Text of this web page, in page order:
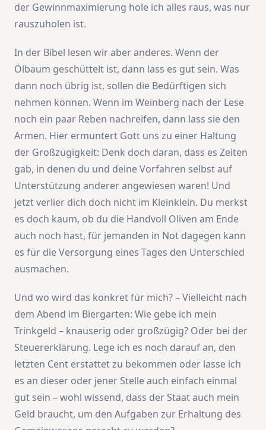
der Gewinnmaximierung hole ich alles raus, was nur
rauszuholen ist.
In der Bibel lesen wir aber anderes. Wenn der
Ölbaum geschüttelt ist, dann lass es gut sein. Was
dann noch übrig ist, sollen die Bedürftigen sich
nehmen können. Wenn im Weinberg nach der Lese
noch ein paar Reben nachreifen, dann lass sie den
Armen. Hier ermuntert Gott uns zu einer Haltung
der Großzügigkeit: Denk doch daran, dass es Zeiten
gab, in denen du und deine Vorfahren selbst auf
Unterstützung anderer angewiesen waren! Und
jetzt verlier dich doch nicht im Kleinklein. Du merkst
es doch kaum, ob du die Handvoll Oliven am Ende
auch noch hast, für jemanden in Not dagegen kann
es für die Versorgung eines Tages den Unterschied
ausmachen.
Und wo wird das konkret für mich? – Vielleicht nach
dem Abend im Biergarten: Wie gebe ich mein
Trinkgeld – knauserig oder großzügig? Oder bei der
Steuererklärung. Lege ich es noch darauf an, den
letzten Cent erstattet zu bekommen oder lasse ich
es an dieser oder jener Stelle auch einfach einmal
gut sein – wohl wissend, dass der Staat auch mein
Geld braucht, um den Aufgaben zur Erhaltung des